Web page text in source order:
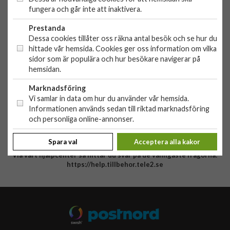
Org. nr: 556881-9238
HANDLA
Outlet
Nyheter
Varumärken
Specialkategorier
Kundservice
90 dagars öppet köp
Köpevillkor
Retur
ÖVRIGT
Om oss
Om cookies
Integritetspolicy
Via vårt hjälpcenter så hittar du svar på de vanligaste frågorna:
https://help.tillbehor.tele2.se
fungera och går inte att inaktivera.
Prestanda
Dessa cookies tillåter oss räkna antal besök och se hur du
hittade vår hemsida. Cookies ger oss information om vilka
sidor som är populära och hur besökare navigerar på
hemsidan.
Marknadsföring
Vi samlar in data om hur du använder vår hemsida.
Informationen används sedan till riktad marknadsföring
och personliga online-annonser.
Spara val Acceptera alla kakor